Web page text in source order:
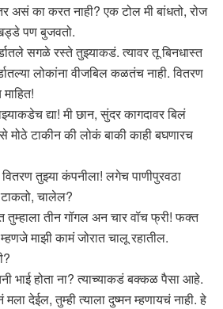
असं का करत नाही? एक टोल मी बांधतो, रोज
पण बुजवतो.
सगळे रस्ते तुझ्याकडं. त्यावर तू बिनधास्त
लोकांना वीजबिल कळतंच नाही. वितरण
द्या! मी छान, सुंदर कागदावर बिलं
टाकीन की लोकं बाकी काही बघणारच
वितरण तुझ्या कंपनीला! लगेच पाणीपुरवठा
चालेल?
तुम्हाला तीन गॉगल अन चार वॉच फ्री! फक्त
माझी कामं जोरात चालू रहातील.
भाई होता ना? त्याच्याकडं बक्कळ पैसा आहे.
देईल, तुम्ही त्याला दुष्मन म्हणायचं नाही. हे